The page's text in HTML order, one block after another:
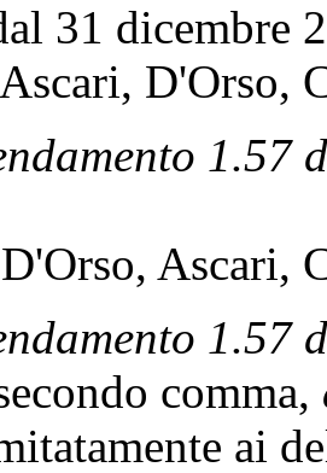
31 dicembre
Ascari, D'Orso,
1.57
D'Orso, Ascari,
1.57
comma,
ai